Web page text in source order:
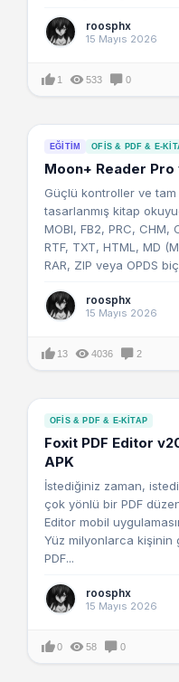
roosphx
15 Mayıs 2026
1 533 0
EĞITIM OFIS & PDF & E-
Moon+ Reader Pro
Güçlü kontroller ve
tasarlanmış kitap
MOBI, FB2, PRC, CHM,
RTF, TXT, HTML, MD
RAR, ZIP veya OPDS
roosphx
15 Mayıs 2026
13 4036 2
OFIS & PDF & E-KITAP
Foxit PDF Editor
APK
İstediğiniz zaman,
çok yönlü bir PDF
Editor mobil
Yüz milyonlarca kişinin
PDF...
roosphx
15 Mayıs 2026
0 58 0